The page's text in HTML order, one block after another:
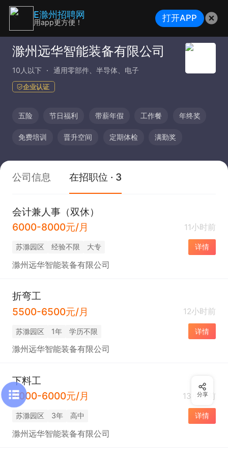
滁州远华智能装备有限公司
10人以下 通用零部件、半导体、电子
企业认证
五险 节日福利 带薪年假 工作餐 年终奖
免费培训 晋升空间 定期体检 满勤奖
公司信息 在招职位 · 3
会计兼人事（双休）
6000-8000元/月
11小时前
苏滁园区 经验不限 大专 详情
滁州远华智能装备有限公司
折弯工
5500-6500元/月
12小时前
苏滁园区 1年 学历不限 详情
滁州远华智能装备有限公司
下料工
4000-6000元/月
13小时前
苏滁园区 3年 高中 详情
滁州远华智能装备有限公司
分享
E滁州招聘网
用app更方便！ 打开APP